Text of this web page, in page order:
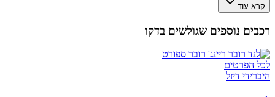
קרא עוד
רכבים נוספים שגולשים בדקו
לכל הפרטים
היברידי דיזל